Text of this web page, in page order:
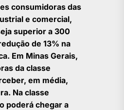
consumidoras das
e comercial,
superior a 300
de 13% na
Em Minas Gerais,
da classe
em média,
Na classe
poderá chegar a